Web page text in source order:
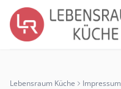
Lebensraum Küche Impressum